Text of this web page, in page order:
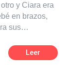
y Ciara era
en brazos,
sus
creía no
Leer